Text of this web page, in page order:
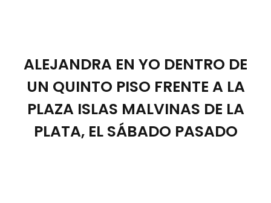
ALEJANDRA EN YO DENTRO DE
UN QUINTO PISO FRENTE A LA
PLAZA ISLAS MALVINAS DE LA
PLATA, EL SÁBADO PASADO